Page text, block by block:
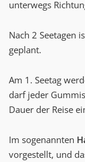
unterwegs
Nach 2 Seetagen
geplant.
Am 1. Seetag
darf jeder
Dauer der Reise
Im sogenannten
vorgestellt, und